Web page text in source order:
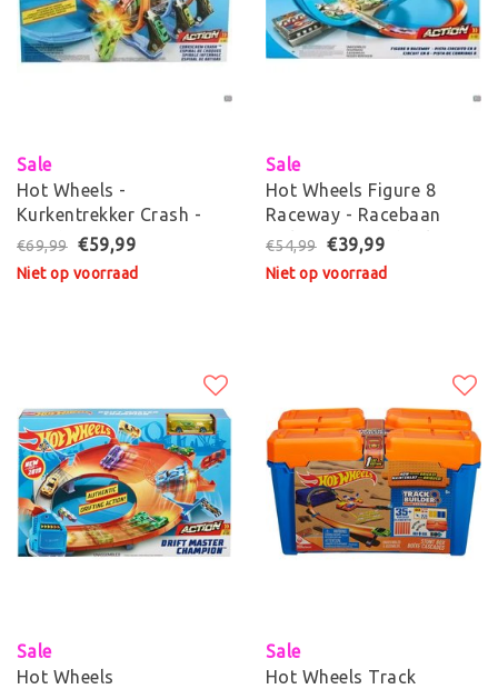
Sale
Hot Wheels -
Kurkentrekker Crash -
Racebaan
€69,99 €59,99
Niet op voorraad
Sale
Hot Wheels Figure 8
Raceway - Racebaan
inclusief Hot Wheels
Voertuig
€54,99 €39,99
Niet op voorraad
Sale
Hot Wheels
Sale
Hot Wheels Track